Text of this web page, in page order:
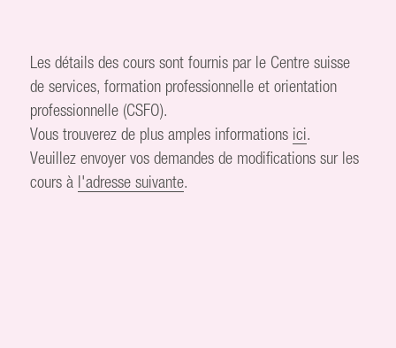
Les détails des cours sont fournis par le Centre suisse
de services, formation professionnelle et orientation
professionnelle (CSFO).
Vous trouverez de plus amples informations ici.
Veuillez envoyer vos demandes de modifications sur les
cours à l'adresse suivante.